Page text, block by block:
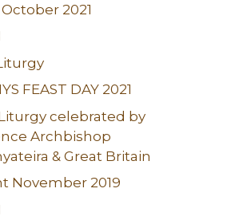
2021
FEAST DAY 2021
celebrated by
Archbishop
& Great Britain
November 2019